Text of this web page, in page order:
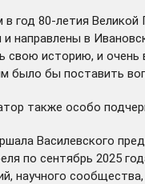
год 80-летия
направлены в
свою историю, и
бы поставить
также особо
Василевского
по сентябрь 2025
научного